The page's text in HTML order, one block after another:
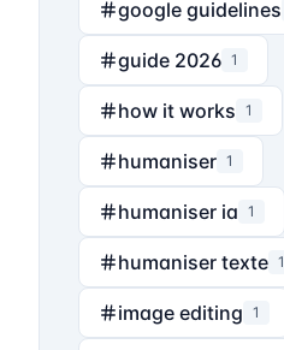
google guidelines
guide 2026 1
how it works 1
humaniser 1
humaniser ia 1
humaniser texte 1
image editing 1